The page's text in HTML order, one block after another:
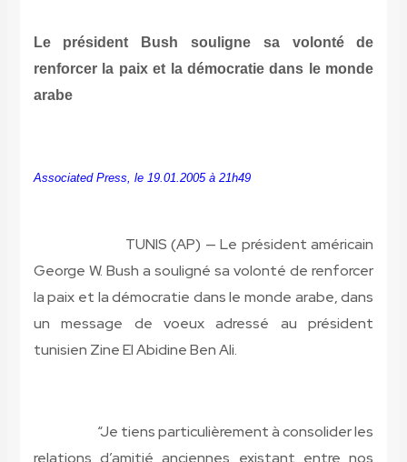
Le président Bush souligne sa volonté de
renforcer la paix et la démocratie dans le monde
arabe
Associated Press, le 19.01.2005 à 21h49
TUNIS (AP) — Le président américain
George W. Bush a souligné sa volonté de renforcer
la paix et la démocratie dans le monde arabe, dans
un message de voeux adressé au président
tunisien Zine El Abidine Ben Ali.
“Je tiens particulièrement à consolider les